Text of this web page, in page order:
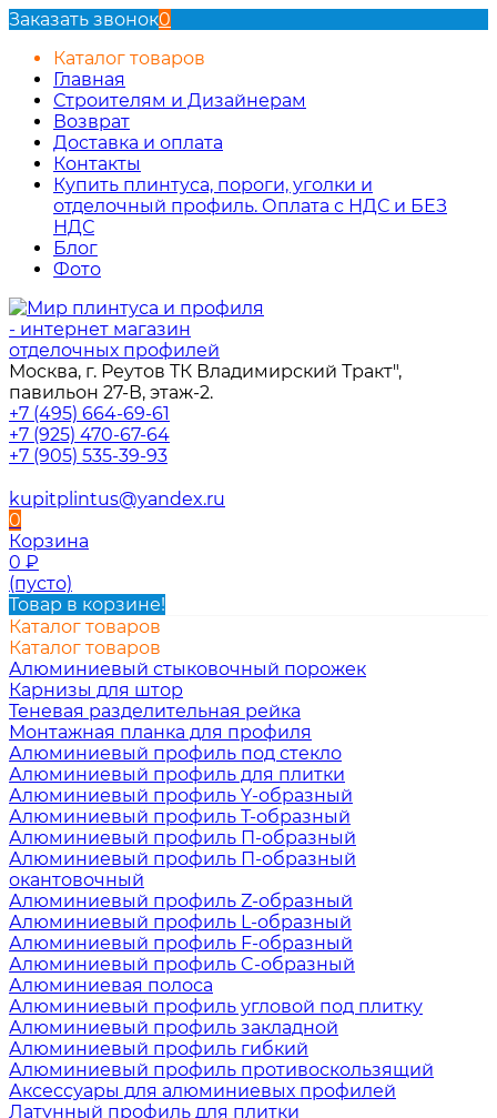
Заказать звонок0
Каталог товаров
Главная
Строителям и Дизайнерам
Возврат
Доставка и оплата
Контакты
Купить плинтуса, пороги, уголки и
отделочный профиль. Оплата с НДС и БЕЗ
НДС
Блог
Фото
Москва, г. Реутов ТК Владимирский Тракт",
павильон 27-В, этаж-2.
+7 (495) 664-69-61
+7 (925) 470-67-64
+7 (905) 535-39-93
kupitplintus@yandex.ru
0
Корзина
0 ₽
(пусто)
Товар в корзине!
Каталог товаров
Каталог товаров
Алюминиевый стыковочный порожек
Карнизы для штор
Теневая разделительная рейка
Монтажная планка для профиля
Алюминиевый профиль под стекло
Алюминиевый профиль для плитки
Алюминиевый профиль Y-образный
Алюминиевый профиль Т-образный
Алюминиевый профиль П-образный
Алюминиевый профиль П-образный
окантовочный
Алюминиевый профиль Z-образный
Алюминиевый профиль L-образный
Алюминиевый профиль F-образный
Алюминиевый профиль C-образный
Алюминиевая полоса
Алюминиевый профиль угловой под плитку
Алюминиевый профиль закладной
Алюминиевый профиль гибкий
Алюминиевый профиль противоскользящий
Аксессуары для алюминиевых профилей
Латунный профиль для плитки